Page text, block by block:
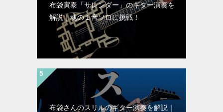
布袋寅泰「サレンダー」のギター演奏を
解説｜魂の１音ソロに挑戦！
布袋さんのスリルのギター演奏を解説｜